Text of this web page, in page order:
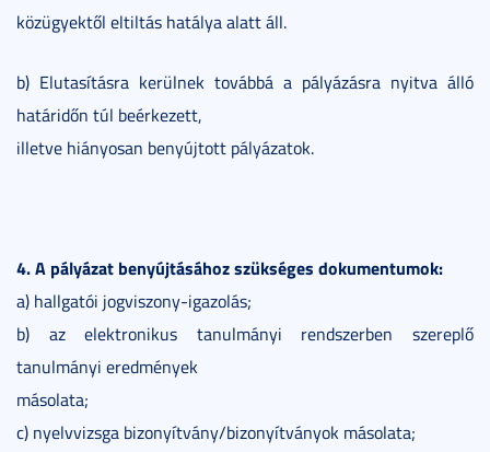
közügyektől eltiltás hatálya alatt áll.
b) Elutasításra kerülnek továbbá a pályázásra nyitva álló
határidőn túl beérkezett,
illetve hiányosan benyújtott pályázatok.
4. A pályázat benyújtásához szükséges dokumentumok:
a) hallgatói jogviszony-igazolás;
b) az elektronikus tanulmányi rendszerben szereplő
tanulmányi eredmények
másolata;
c) nyelvvizsga bizonyítvány/bizonyítványok másolata;